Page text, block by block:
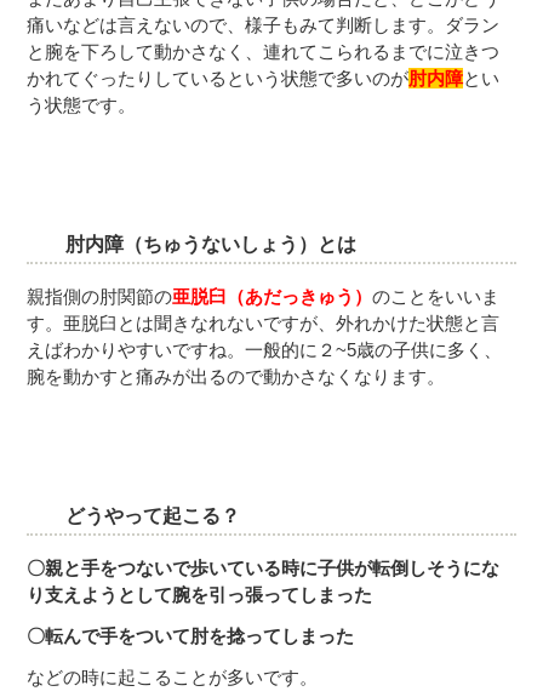
痛いなどは言えないので、様子もみて判断します。ダラン
と腕を下ろして動かさなく、連れてこられるまでに泣きつ
かれてぐったりしているという状態で多いのが肘内障とい
う状態です。
肘内障（ちゅうないしょう）とは
親指側の肘関節の亜脱臼（あだっきゅう）のことをいいま
す。亜脱臼とは聞きなれないですが、外れかけた状態と言
えばわかりやすいですね。一般的に２~5歳の子供に多く、
腕を動かすと痛みが出るので動かさなくなります。
どうやって起こる？
〇親と手をつないで歩いている時に子供が転倒しそうにな
り支えようとして腕を引っ張ってしまった
〇転んで手をついて肘を捻ってしまった
などの時に起こることが多いです。